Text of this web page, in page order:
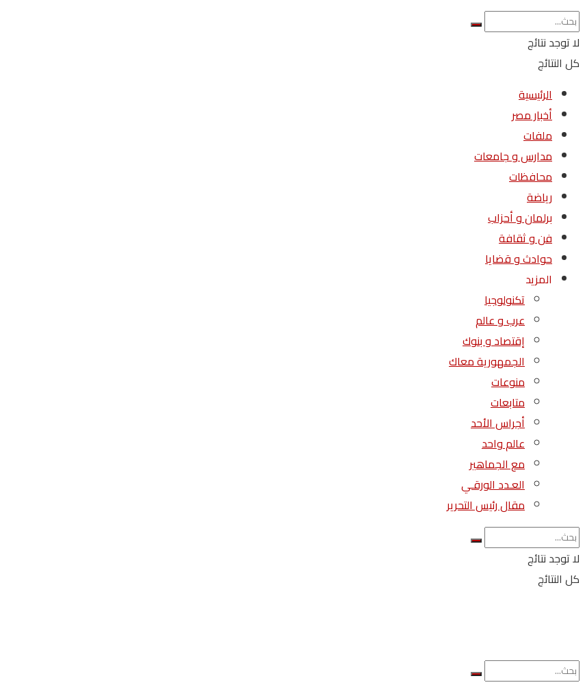
لا توجد نتائج
كل النتائج
الرئيسية
أخبار مصر
ملفات
مدارس و جامعات
محافظات
رياضة
برلمان و أحزاب
فن و ثقافة
حوادث و قضايا
المزيد
تكنولوجيا
عرب و عالم
إقتصاد و بنوك
الجمهورية معاك
منوعات
متابعات
أجراس الأحد
عالم واحد
مع الجماهير
العـدد الورقـي
مقال رئيس التحرير
لا توجد نتائج
كل النتائج